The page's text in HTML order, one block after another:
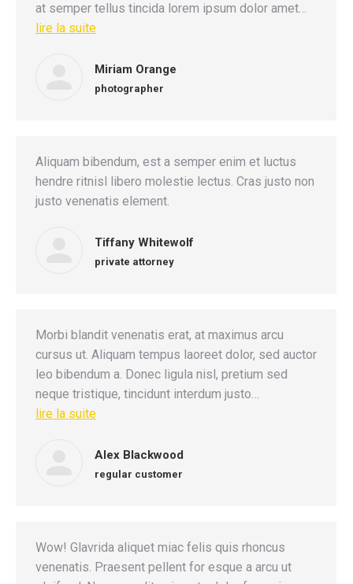
at semper tellus tincida lorem ipsum dolor amet…
lire la suite
Miriam Orange
photographer
Aliquam bibendum, est a semper enim et luctus
hendre ritnisl libero molestie lectus. Cras justo non
justo venenatis element.
Tiffany Whitewolf
private attorney
Morbi blandit venenatis erat, at maximus arcu
cursus ut. Aliquam tempus laoreet dolor, sed auctor
leo bibendum a. Donec ligula nisl, pretium sed
neque tristique, tincidunt interdum justo…
lire la suite
Alex Blackwood
regular customer
Wow! Glavrida aliquet miac felis quis rhoncus
venenatis. Praesent pellent for esque a arcu ut